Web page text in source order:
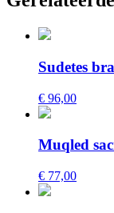
Sudetes
€ 96,00
Muqled
€ 77,00